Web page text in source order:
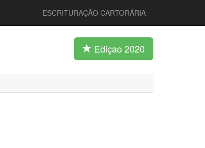
ESCRITURAÇÃO CARTORÁRIA
Ediçao 2020